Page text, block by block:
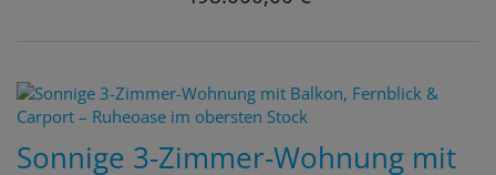
Sonnige 3-Zimmer-Wohnung mit